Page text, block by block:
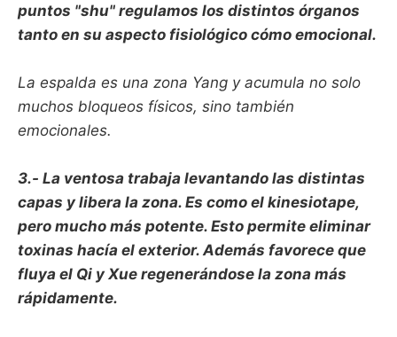
puntos "shu" regulamos los distintos órganos
tanto en su aspecto fisiológico cómo emocional.
La espalda es una zona Yang y acumula no solo
muchos bloqueos físicos, sino también
emocionales.
3.- La ventosa trabaja levantando las distintas
capas y libera la zona. Es como el kinesiotape,
pero mucho más potente. Esto permite eliminar
toxinas hacía el exterior. Además favorece que
fluya el Qi y Xue regenerándose la zona más
rápidamente.